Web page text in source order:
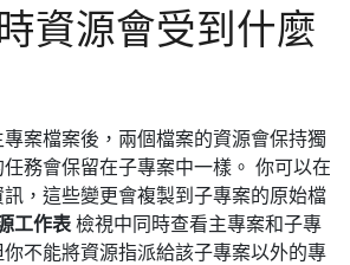
資源會受到什麼
案檔案後，兩個檔案的資源會保持獨
務會保留在子專案中一樣。 你可以在
，這些變更會複製到子專案的原始檔
工作表檢視中同時查看主專案和子專
不能將資源指派給該子專案以外的專